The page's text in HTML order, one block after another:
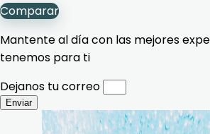
Comparar
Mantente al día con las mejores
tenemos para ti
Dejanos tu correo
Enviar